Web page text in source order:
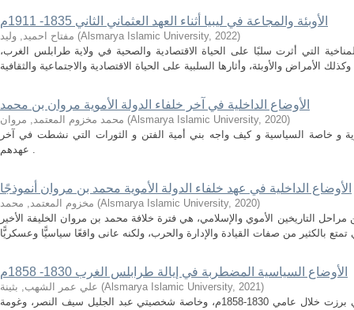
الأوبئة والمجاعة في ليبيا أثناء العهد العثماني الثاني 1835- 1911م
مفتاح احميد, وليد (Alsmarya Islamic University, 2022)
التي أثرت سلبًا على الحياة الاقتصادية والصحية في ولاية طرابلس الغرب،
الأوضاع الداخلية في آخر خلفاء الدولة الأموية مروان بن محمد
محمد مخزوم المعتمد, مروان (Alsmarya Islamic University, 2020)
و خاصة السياسية و كيف واجه بني أمية الفتن و الثورات التي نشطت في آخر
عهدهم .
الأوضاع الداخلية في عهد خلفاء الدولة الأموية محمد بن مروان أنموذجًا
مخزوم المعتمد, محمد (Alsmarya Islamic University, 2020)
التاريخين الأموي والإسلامي، هي فترة خلافة محمد بن مروان الخليفة الأخير
الأوضاع السياسية المضطربة في إيالة طرابلس الغرب 1830- 1858م
علي عمر الشهب, بثينة (Alsmarya Islamic University, 2021)
يهدف البحث إلى التعريف بالقيادات الليبية التي برزت خلال عامي 1830-1858م، وخاصة شخصيتي عبد الجليل سيف النصر، وغومة